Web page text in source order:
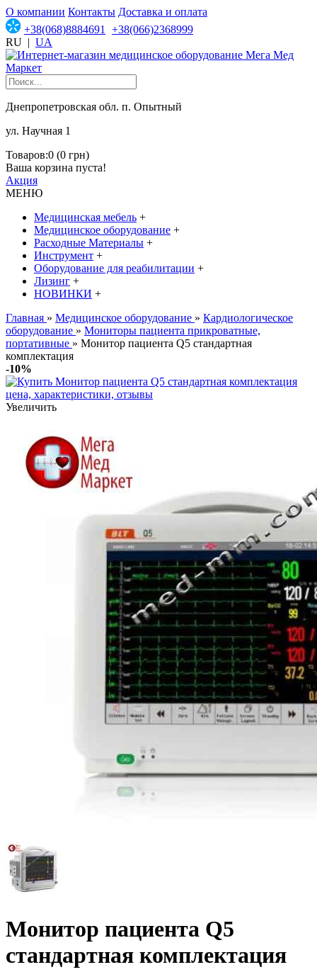
О компании Контакты Доставка и оплата
+38(068)8884691
+38(066)2368999
RU | UA
Днепропетровская обл. п. Опытный
ул. Научная 1
Товаров:0 (0 грн)
Ваша корзина пуста!
Акция
МЕНЮ
Медицинская мебель +
Медицинское оборудование +
Расходные Материалы +
Инструмент +
Оборудование для реабилитации +
Лизинг +
НОВИНКИ +
Главная » Медицинское оборудование » Кардиологическое
оборудование » Мониторы пациента прикроватные,
портативные » Монитор пациента Q5 стандартная
комплектация
-10%
Увеличить
Монитор пациента Q5
стандартная комплектация